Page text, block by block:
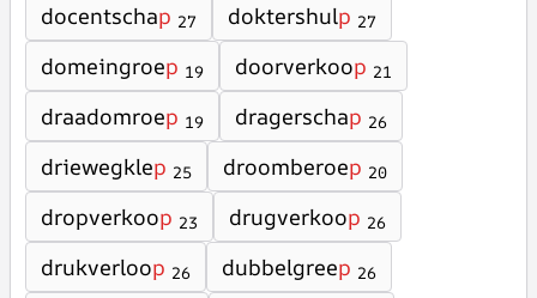
docentschap 27 doktershulp 27
domeingroep 19 doorverkoop 21
draadomroep 19 dragerschap 26
driewegklep 25 droomberoep 20
dropverkoop 23 drugverkoop 26
drukverloop 26 dubbelgreep 26